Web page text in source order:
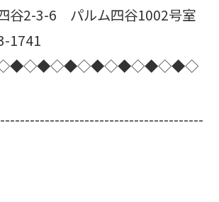
谷2-3-6 パルム四谷1002号室
1741